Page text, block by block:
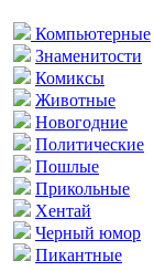
Компьютерные
Знаменитости
Комиксы
Животные
Новогодние
Политические
Пошлые
Прикольные
Хентай
Черный юмор
Пикантные